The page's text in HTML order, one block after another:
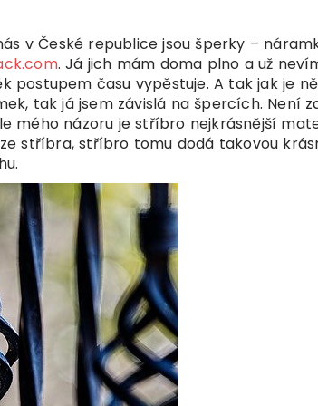
v České republice jsou šperky –
. Já jich mám doma plno a už
postupem času vypěstuje. A tak jak je
tak já jsem závislá na špercích. Není
mého názoru je stříbro nejkrásnější
stříbra, stříbro tomu dodá takovou